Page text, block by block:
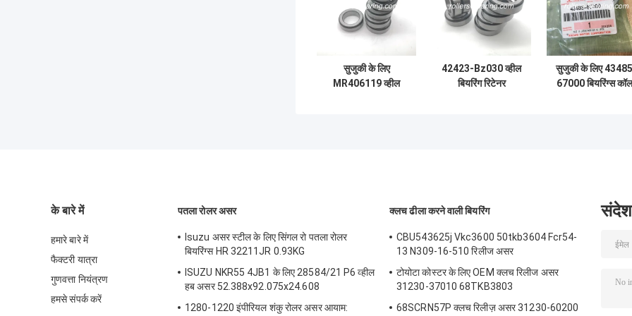
सुजुकी के लिए
MR406119 व्हील
42423-Bz030 व्हील
बियरिंग रिटेनर
सुजुकी के लिए
67000 बियरिंग्स
के बारे में
हमारे बारे में
फैक्टरी यात्रा
गुणवत्ता नियंत्रण
हमसे संपर्क करें
पतला रोलर असर
Isuzu असर स्टील के लिए सिंगल रो पतला रोलर
बियरिंग्स HR 32211JR 0.93KG
ISUZU NKR55 4JB1 के लिए 28584/21 P6 व्हील
हब असर 52.388x92.075x24.608
1280-1220 इंपीरियल शंकु रोलर असर आयाम:
क्लच ढीला करने वाली बियरिंग
CBU543625j Vkc3600 50tkb3604 Fcr54-
13 N309-16-510 रिलीज असर
टोयोटा कोस्टर के लिए OEM क्लच रिलीज असर
31230-37010 68TKB3803
68SCRN57P क्लच रिलीज़ असर 31230-60200
संदेश